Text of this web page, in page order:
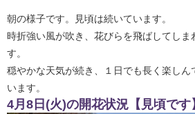
朝の様子です。見頃は続いています。
時折強い風が吹き、花びらを飛ばしてしま
す。
穏やかな天気が続き、１日でも長く楽しん
います。
4月8日(火)の開花状況【見頃です